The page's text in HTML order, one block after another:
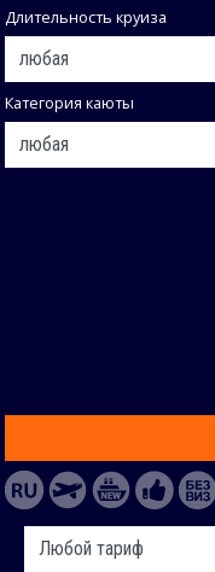
Длительность круиза
Категория каюты